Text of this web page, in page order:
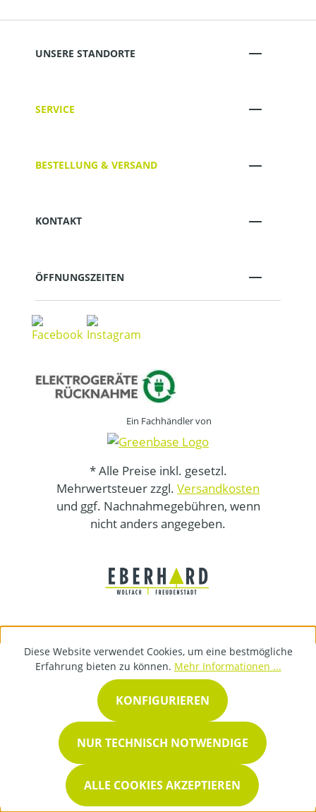
UNSERE STANDORTE
SERVICE
BESTELLUNG & VERSAND
KONTAKT
ÖFFNUNGSZEITEN
Ein Fachhändler von
* Alle Preise inkl. gesetzl.
Mehrwertsteuer zzgl. Versandkosten
und ggf. Nachnahmegebühren, wenn
nicht anders angegeben.
Diese Website verwendet Cookies, um eine bestmögliche
Erfahrung bieten zu können. Mehr Informationen ...
NUR TECHNISCH NOTWENDIGE
KONFIGURIEREN
ALLE COOKIES AKZEPTIEREN